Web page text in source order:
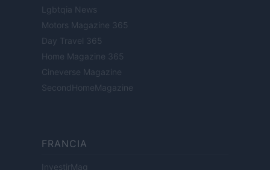
Lgbtqia News
Motors Magazine 365
Day Travel 365
Home Magazine 365
Cineverse Magazine
SecondHomeMagazine
FRANCIA
InvestirMag